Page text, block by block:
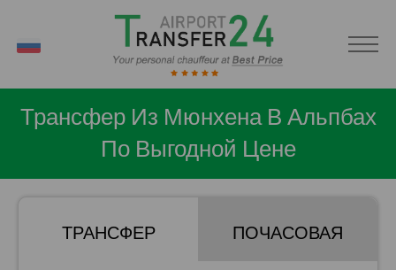
Трансфер Из Мюнхена В Альпбах
По Выгодной Цене
ТРАНСФЕР ПОЧАСОВАЯ